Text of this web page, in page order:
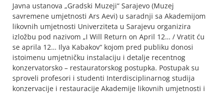
Javna ustanova „Gradski Muzeji“ Sarajevo (Muzej
savremene umjetnosti Ars Aevi) u saradnji sa Akademijom
likovnih umjetnosti Univerziteta u Sarajevu organizira
izložbu pod nazivom „I Will Return on April 12… / Vratit ću
se aprila 12… Ilya Kabakov“ kojom pred publiku donosi
istoimenu umjetničku instalaciju i detalje recentnog
konzervatorsko – restauratorskog postupka. Postupak su
sproveli profesori i studenti Interdisciplinarnog studija
konzervacije i restauracije Akademije likovnih umjetnosti i